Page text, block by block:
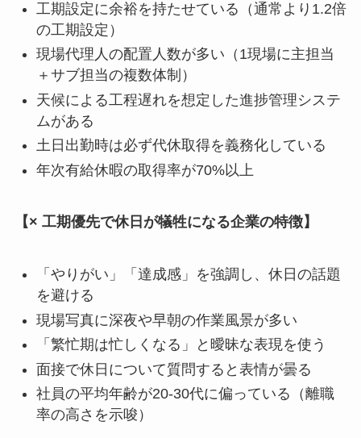
工期設定に余裕を持たせている（通常より1.2倍
の工期設定）
現場代理人の配置人数が多い（1現場に主担当
＋サブ担当の複数体制）
天候による工程遅れを想定した進捗管理システ
ムがある
土日出勤時は必ず代休取得を義務化している
年次有給休暇の取得率が70%以上
【× 工期優先で休日が犠牲になる企業の特徴】
「やりがい」「達成感」を強調し、休日の話題
を避ける
現場写真に深夜や早朝の作業風景が多い
「繁忙期は忙しくなる」と曖昧な表現を使う
面接で休日について質問すると表情が曇る
社員の平均年齢が20-30代に偏っている（離職
率の高さを示唆）